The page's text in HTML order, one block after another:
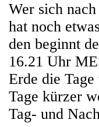
Wer sich
hat noch
den beginnt
16.21 Uhr
Erde die
Tage kürzer
Tag- und